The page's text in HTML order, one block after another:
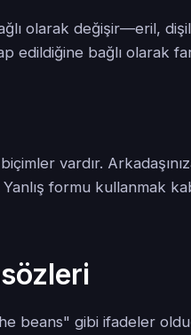
olarak değişir—eril,
edildiğine bağlı olarak
vardır.
formu kullanmak
beans" gibi ifadeler